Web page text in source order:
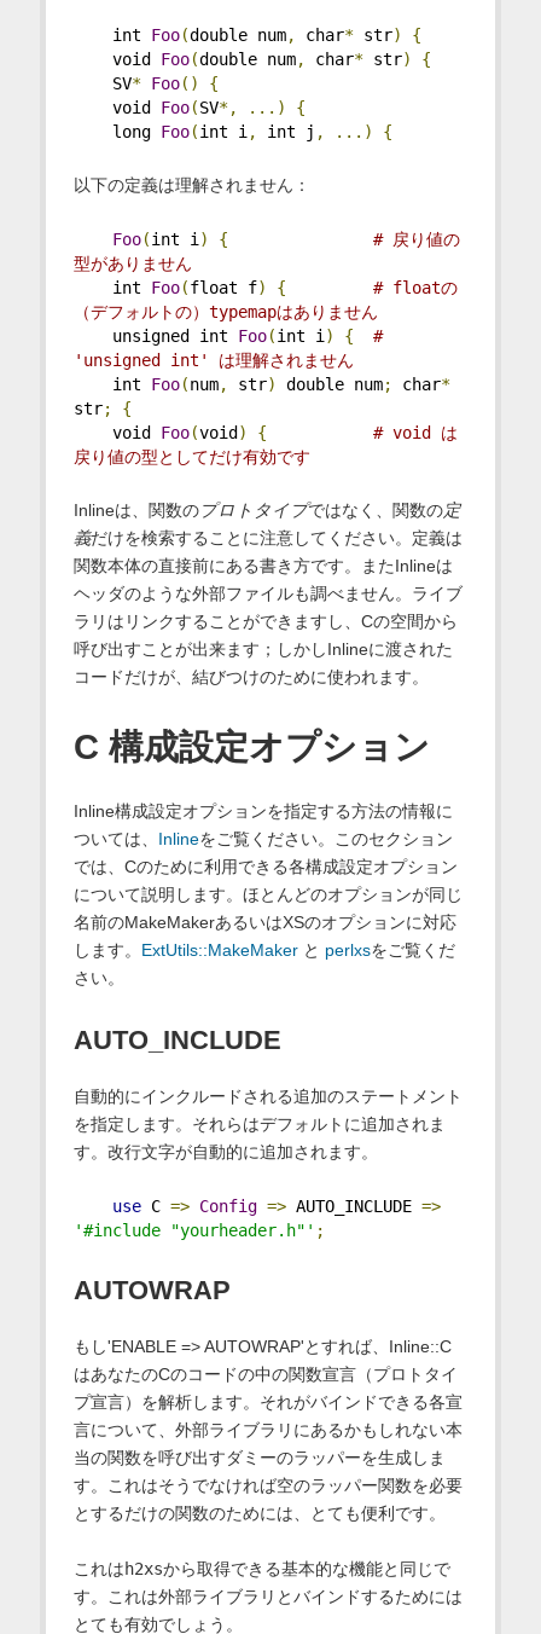
int Foo(double num, char* str)
{
void Foo(double num, char* str)
{
SV* Foo()
{
void Foo(SV*, ...)
{
long Foo(int i , int j , ...) {
以下の定義は理解されません：
Foo(int i ) {
# 戻り値の
型がありません
int Foo(float f) {
# floatの
（デフォルトの）typemapはありません
unsigned int Foo(int i ) {
#
'unsigned int' は理解されません
int Foo(num, str) double num; char*
str;
{
void Foo(void ) {
# void は
戻り値の型としてだけ有効です
Inlineは、関数のプロトタイプではなく、関数の定
義だけを検索することに注意してください。定義は
関数本体の直接前にある書き方です。またInlineは
ヘッダのような外部ファイルも調べません。ライブ
ラリはリンクすることができますし、Cの空間から
呼び出すことが出来ます；しかしInlineに渡された
コードだけが、結びつけのために使われます。
C 構成設定オプション
Inline構成設定オプションを指定する方法の情報に
ついては、 Inlineをご覧ください。このセクション
では、Cのために利用できる各構成設定オプション
について説明します。ほとんどのオプションが同じ
名前のMakeMakerあるいはXSのオプションに対応
します。 ExtUtils::MakeMakerと perlxsをご覧くだ
さい。
AUTO_INCLUDE
自動的にインクルードされる追加のステートメント
を指定します。それらはデフォルトに追加されま
す。改行文字が自動的に追加されます。
use C => Config => AUTO_INCLUDE =>
'#include "yourheader.h"' ;
AUTOWRAP
もし'ENABLE => AUTOWRAP'とすれば、Inline::C
はあなたのCのコードの中の関数宣言（プロトタイ
プ宣言）を解析します。それがバインドできる各宣
言について、外部ライブラリにあるかもしれない本
当の関数を呼び出すダミーのラッパーを生成しま
す。これはそうでなければ空のラッパー関数を必要
とするだけの関数のためには、とても便利です。
これはh2xsから取得できる基本的な機能と同じで
す。これは外部ライブラリとバインドするためには
とても有効でしょう。